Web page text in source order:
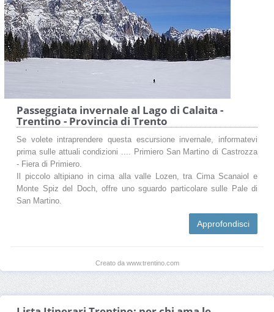
Passeggiata invernale al Lago di Calaita -
Trentino - Provincia di Trento
Se volete intraprendere questa escursione invernale, informatevi
prima sulle attuali condizioni .... Primiero San Martino di Castrozza
- Fiera di Primiero.
Il piccolo altipiano in cima alla valle Lozen, tra Cima Scanaiol e
Monte Spiz del Doch, offre uno sguardo particolare sulle Pale di
San Martino.
Approfondisci
Creato da www.trentino.com